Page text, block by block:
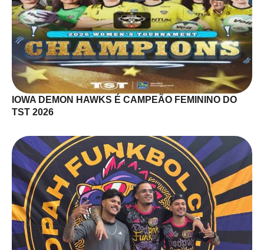
IOWA DEMON HAWKS É CAMPEÃO FEMININO DO
TST 2026